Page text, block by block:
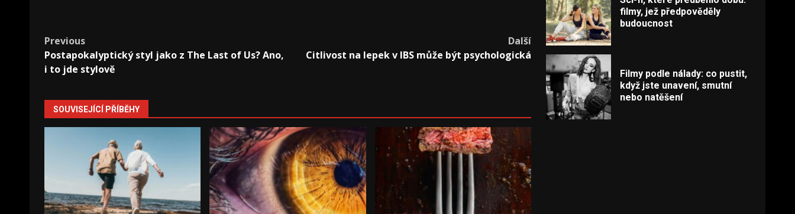
Post
navigation
Previous
Postapokalyptický styl jako z The Last of Us? Ano,
i to jde stylově
Další
Citlivost na lepek v IBS může být psychologická
SOUVISEJÍCÍ PŘÍBĚHY
filmy, jež předpověděly
budoucnost
Filmy podle nálady: co pustit,
když jste unavení, smutní
nebo natěšení